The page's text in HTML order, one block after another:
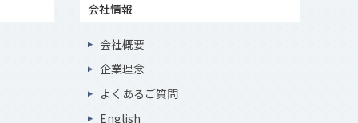
会社情報
会社概要
企業理念
よくあるご質問
English